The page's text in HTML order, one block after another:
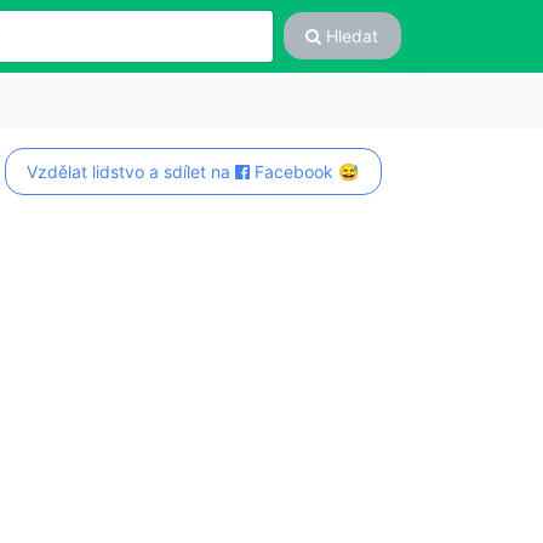
Hledat
Vzdělat lidstvo a sdílet na Facebook 😅